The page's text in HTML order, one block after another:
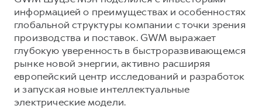
Коллекция Базовая
Коллекция Детская
информацией о преимуществах и особенностях
глобальной структуры компании с точки зрения
производства и поставок. GWM выражает
глубокую уверенность в быстроразвивающемся
рынке новой энергии, активно расширяя
европейский центр исследований и разработок
и запуская новые интеллектуальные
электрические модели.